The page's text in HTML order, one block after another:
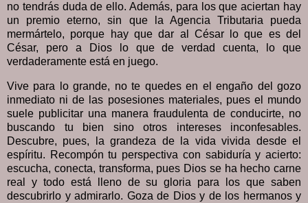
no tendrás duda de ello. Además, para los que aciertan hay
un premio eterno, sin que la Agencia Tributaria pueda
mermártelo, porque hay que dar al César lo que es del
César, pero a Dios lo que de verdad cuenta, lo que
verdaderamente está en juego.
Vive para lo grande, no te quedes en el engaño del gozo
inmediato ni de las posesiones materiales, pues el mundo
suele publicitar una manera fraudulenta de conducirte, no
buscando tu bien sino otros intereses inconfesables.
Descubre, pues, la grandeza de la vida vivida desde el
espíritu. Recompón tu perspectiva con sabiduría y acierto:
escucha, conecta, transforma, pues Dios se ha hecho carne
real y todo está lleno de su gloria para los que saben
descubrirlo y admirarlo. Goza de Dios y de los hermanos y